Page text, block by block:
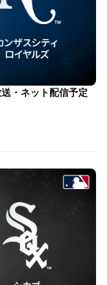
・ネット配信予定